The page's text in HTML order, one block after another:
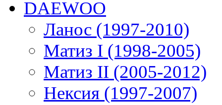
DAEWOO
Ланос (1997-2010)
Матиз I (1998-2005)
Матиз II (2005-2012)
Нексия (1997-2007)